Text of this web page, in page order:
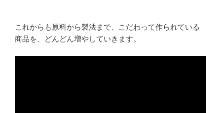
これからも原料から製法まで、こだわって作られている
商品を、どんどん増やしていきます。